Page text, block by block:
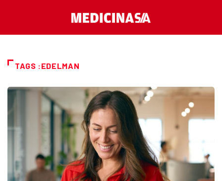
TAGS :EDELMAN